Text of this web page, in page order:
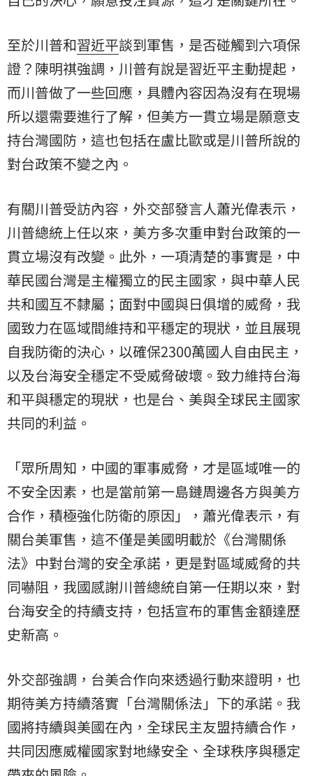
至於川普和習近平談到軍售，是否碰觸到六項保
證？陳明祺強調，川普有說是習近平主動提起，
而川普做了一些回應，具體內容因為沒有在現場
所以還需要進行了解，但美方一貫立場是願意支
持台灣國防，這也包括在盧比歐或是川普所說的
對台政策不變之內。
有關川普受訪內容，外交部發言人蕭光偉表示，
川普總統上任以來，美方多次重申對台政策的一
貫立場沒有改變。此外，一項清楚的事實是，中
華民國台灣是主權獨立的民主國家，與中華人民
共和國互不隸屬；面對中國與日俱增的威脅，我
國致力在區域間維持和平穩定的現狀，並且展現
自我防衛的決心，以確保2300萬國人自由民主，
以及台海安全穩定不受威脅破壞。致力維持台海
和平與穩定的現狀，也是台、美與全球民主國家
共同的利益。
「眾所周知，中國的軍事威脅，才是區域唯一的
不安全因素，也是當前第一島鏈周邊各方與美方
合作，積極強化防衛的原因」，蕭光偉表示，有
關台美軍售，這不僅是美國明載於《台灣關係
法》中對台灣的安全承諾，更是對區域威脅的共
同嚇阻，我國感謝川普總統自第一任期以來，對
台海安全的持續支持，包括宣布的軍售金額達歷
史新高。
外交部強調，台美合作向來透過行動來證明，也
期待美方持續落實「台灣關係法」下的承諾。我
國將持續與美國在內，全球民主友盟持續合作，
共同因應威權國家對地緣安全、全球秩序與穩定